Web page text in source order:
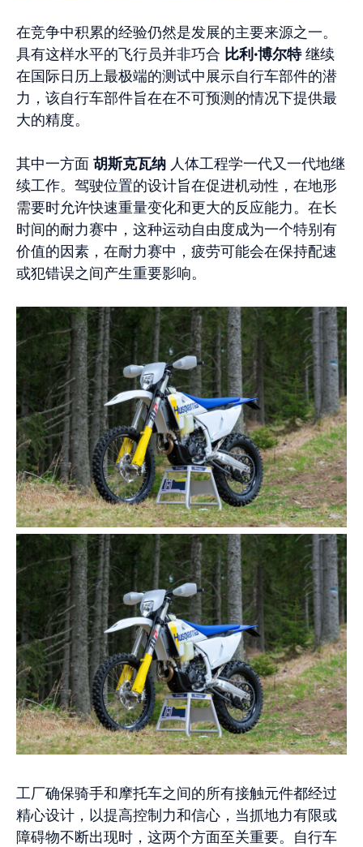
在竞争中积累的经验仍然是发展的主要来源之一。
具有这样水平的飞行员并非巧合 比利·博尔特继续
在国际日历上最极端的测试中展示自行车部件的潜
力，该自行车部件旨在在不可预测的情况下提供最
大的精度。
其中一方面 胡斯克瓦纳 人体工程学一代又一代地继
续工作。驾驶位置的设计旨在促进机动性，在地形
需要时允许快速重量变化和更大的反应能力。在长
时间的耐力赛中，这种运动自由度成为一个特别有
价值的因素，在耐力赛中，疲劳可能会在保持配速
或犯错误之间产生重要影响。
工厂确保骑手和摩托车之间的所有接触元件都经过
精心设计，以提高控制力和信心，当抓地力有限或
障碍物不断出现时，这两个方面至关重要。自行车